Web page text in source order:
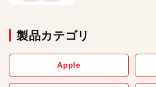
製品カテゴリ
Apple